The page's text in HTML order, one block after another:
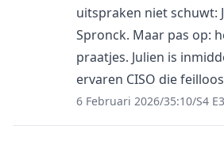
uitspraken niet schuwt:
Spronck. Maar pas op:
praatjes. Julien is
ervaren CISO die
6 Februari 2026/35:10/S4